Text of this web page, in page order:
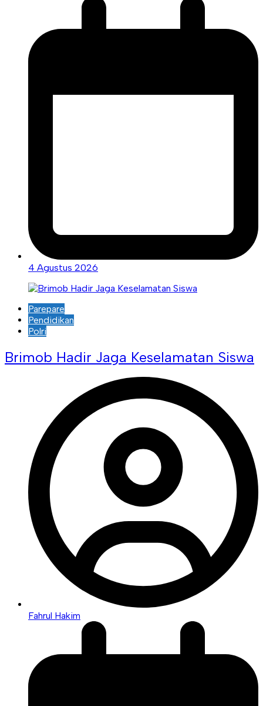
4 Agustus 2026
Parepare
Pendidikan
Polri
Brimob Hadir Jaga Keselamatan Siswa
Fahrul Hakim